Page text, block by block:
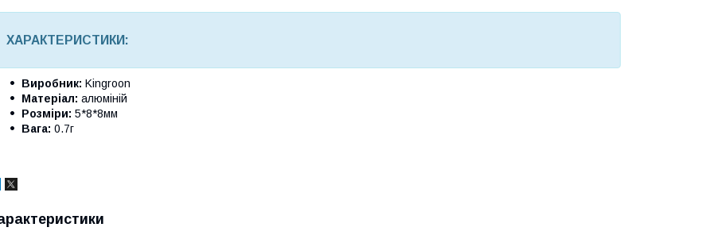
ХАРАКТЕРИСТИКИ:
Виробник: Kingroon
Матеріал: алюміній
Розміри: 5*8*8мм
Вага: 0.7г